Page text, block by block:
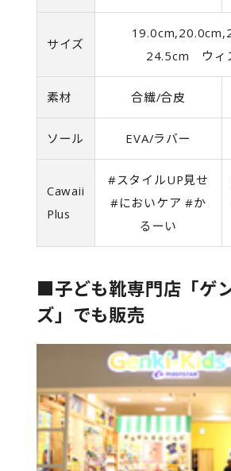
サイズ
24.5cm ウィ
素材 合繊/合皮
ソール EVA/ラバー
Cawaii
Plus
#スタイルUP見せ
#においケア #か
るーい
■子ども靴専門店「ゲ
ズ」でも販売